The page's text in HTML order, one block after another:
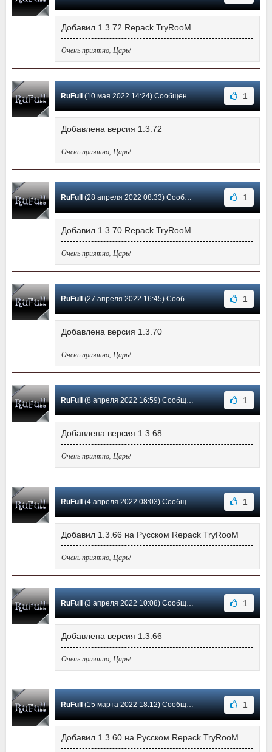
Добавил 1.3.72 Repack TryRooM
Очень приятно, Царь!
RuFull (10 мая 2022 14:24) Сообщение #56 1
Добавлена версия 1.3.72
Очень приятно, Царь!
RuFull (28 апреля 2022 08:33) Сообщение #55 1
Добавил 1.3.70 Repack TryRooM
Очень приятно, Царь!
RuFull (27 апреля 2022 16:45) Сообщение #54 1
Добавлена версия 1.3.70
Очень приятно, Царь!
RuFull (8 апреля 2022 16:59) Сообщение #53 1
Добавлена версия 1.3.68
Очень приятно, Царь!
RuFull (4 апреля 2022 08:03) Сообщение #52 1
Добавил 1.3.66 на Русском Repack TryRooM
Очень приятно, Царь!
RuFull (3 апреля 2022 10:08) Сообщение #51 1
Добавлена версия 1.3.66
Очень приятно, Царь!
RuFull (15 марта 2022 18:12) Сообщение #50 1
Добавил 1.3.60 на Русском Repack TryRooM